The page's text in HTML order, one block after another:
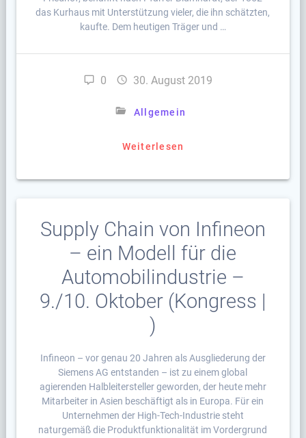
das Kurhaus mit Unterstützung vieler, die ihn schätzten,
kaufte. Dem heutigen Träger und …
0 30. August 2019
Allgemein
Weiterlesen
Supply Chain von Infineon
– ein Modell für die
Automobilindustrie –
9./10. Oktober (Kongress |
)
Infineon – vor genau 20 Jahren als Ausgliederung der
Siemens AG entstanden – ist zu einem global
agierenden Halbleitersteller geworden, der heute mehr
Mitarbeiter in Asien beschäftigt als in Europa. Für ein
Unternehmen der High-Tech-Industrie steht
naturgemäß die Produktfunktionalität im Vordergrund